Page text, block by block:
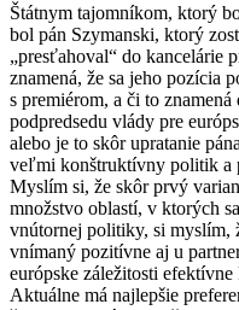
Štátnym tajomníkom, ktorý
bol pán Szymanski, ktorý
„presťahoval“ do kancelárie
znamená, že sa jeho pozícia
s premiérom, a či to
podpredsedu vlády pre
alebo je to skôr upratanie
veľmi konštruktívny politik a
Myslím si, že skôr prvý
množstvo oblastí, v ktorých
vnútornej politiky, si myslím,
vnímaný pozitívne aj u
európske záležitosti
Aktuálne má najlepšie